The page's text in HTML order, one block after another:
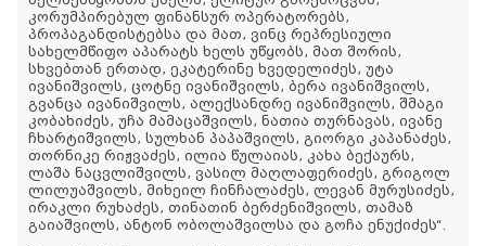
კორუმპირებულ ფინანსურ ოპერატორებს,
პროპაგანდისტებსა და მათ, ვინც რეპრესიული
სახელმწიფო აპარატს ხელს უწყობს, მათ შორის,
სხვებთან ერთად, ეკატერინე ხვედელიძეს, უტა
ივანიშვილს, ცოტნე ივანიშვილს, ბერა ივანიშვილს,
გვანცა ივანიშვილს, ალექსანდრე ივანიშვილს, შმაგი
კობახიძეს, უჩა მამაცაშვილს, ნათია თურნავას, ივანე
ჩხარტიშვილს, სულხან პაპაშვილს, გიორგი კაპანაძეს,
თორნიკე რიჟვაძეს, ილია წულაიას, კახა ბექაურს,
ლაშა ნაცვლიშვილს, ვასილ მაღლაფერიძეს, გრიგოლ
ლილუაშვილს, მიხეილ ჩინჩალაძეს, ლევან მურუსიძეს,
ირაკლი რუხაძეს, თინათინ ბერძენიშვილს, თამაზ
გაიაშვილს, ანტონ ობოლაშვილსა და გოჩა ენუქიძეს“.